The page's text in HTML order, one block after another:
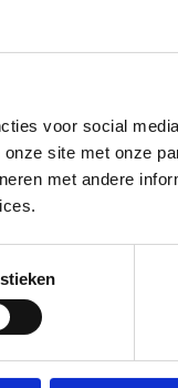
voor social
site met onze
met andere
overigens over
structuren
hebben
komen bekijken,
afleveren.